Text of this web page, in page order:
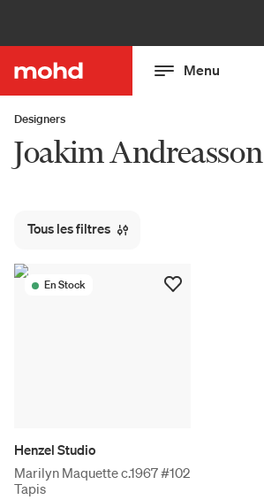
Menu
Designers
Joakim Andreasson
Tous les filtres
En Stock
Henzel Studio
Marilyn Maquette c.1967 #102
Tapis